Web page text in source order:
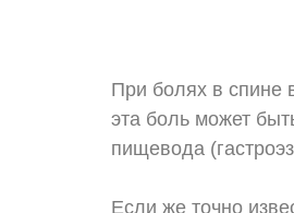
При болях в спине
эта боль может
пищевода
Если же точно